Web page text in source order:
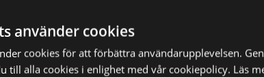
vilka ytterligare åtgärder som behöver vidtas
isoleringen av häktade.
använder cookies
cookies för att förbättra användarupplevelsen.
till alla cookies i enlighet med vår cookiepolicy. Läs